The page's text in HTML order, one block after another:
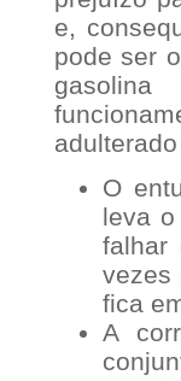
e,
pode ser
O
leva
falhar
vezes
fica
A